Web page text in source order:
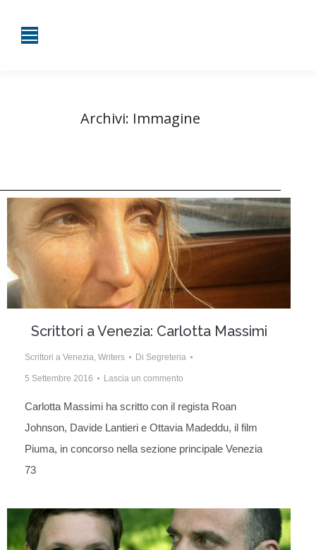
Archivi: Immagine
Scrittori a Venezia: Carlotta Massimi
Scrittori a Venezia Writers Di Segreteria
5 Settembre 2016 Lascia un commento
Carlotta Massimi ha scritto con il regista Roan
Johnson, Davide Lantieri e Ottavia Madeddu, il film
Piuma, in concorso nella sezione principale Venezia
73